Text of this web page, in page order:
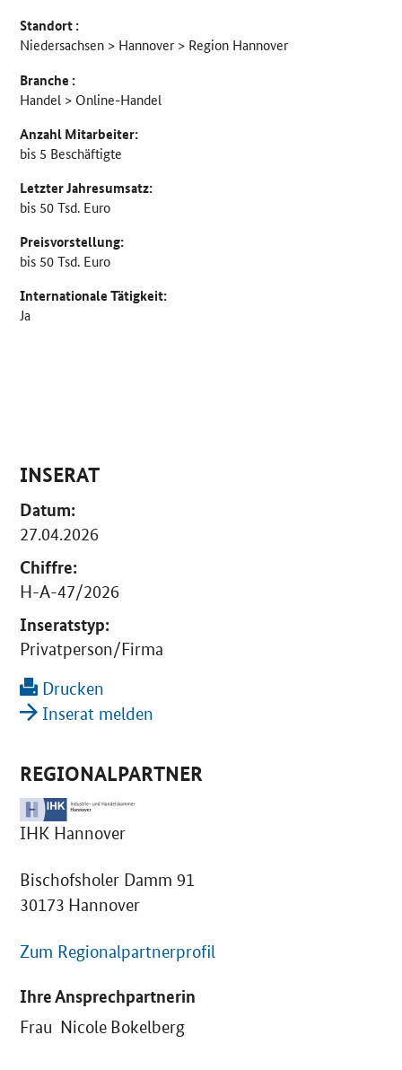
Standort :
Niedersachsen > Hannover > Region Hannover
Branche :
Handel > Online-Handel
Anzahl Mitarbeiter:
bis 5 Beschäftigte
Letzter Jahresumsatz:
bis 50 Tsd. Euro
Preisvorstellung:
bis 50 Tsd. Euro
Internationale Tätigkeit:
Ja
INSERAT
Datum:
27.04.2026
Chiffre:
H-A-47/2026
Inseratstyp:
Privatperson/Firma
Drucken
Inserat melden
REGIONALPARTNER
IHK Hannover
Bischofsholer Damm 91
30173 Hannover
Zum Regionalpartnerprofil
Ihre Ansprechpartnerin
Frau Nicole Bokelberg